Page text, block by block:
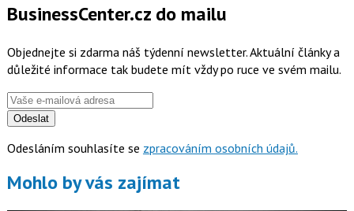
BusinessCenter.cz do mailu
Objednejte si zdarma náš týdenní newsletter. Aktuální články a
důležité informace tak budete mít vždy po ruce ve svém mailu.
Odeslat
Odesláním souhlasíte se zpracováním osobních údajů.
Mohlo by vás zajímat